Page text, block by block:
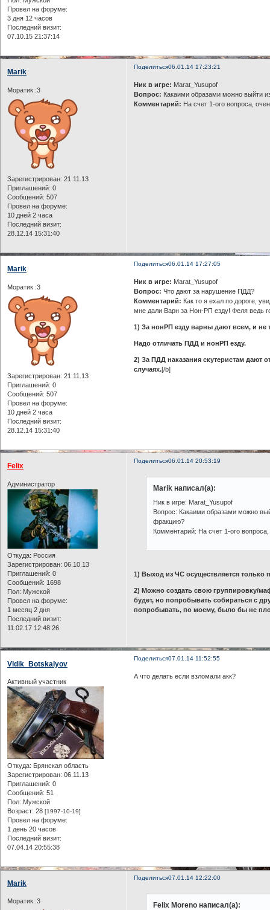
Провел на форуме:
3 дня 12 часов
Последний визит:
07.10.15 21:37:14
Поделиться06.01.14 17:23:21
Marik
Моратик :3
Зарегистрирован: 21.11.13
Приглашений: 0
Сообщений: 507
Провел на форуме:
10 дней 2 часа
Последний визит:
28.12.14 15:31:40
Ник в игре: Marat_Yusupof
Вопрос: Какаими образами можно выйти
Комментарий: На счет 1-ого вопроса,
Поделиться06.01.14 17:27:05
Marik
Моратик :3
Зарегистрирован: 21.11.13
Приглашений: 0
Сообщений: 507
Провел на форуме:
10 дней 2 часа
Последний визит:
28.12.14 15:31:40
Ник в игре: Marat_Yusupof
Вопрос: Что дают за нарушение ПДД?
Комментарий: Как то я ехал по дороге,
мне дали Варн за Нон-РП езду! Феля ведь
1) За нонРП езду варны дают всем, и не
Надо отличать ПДД и нонРП езду.
2) За ПДД наказания скутеристам дают
случаях.[/b]
Поделиться06.01.14 20:53:19
Felix
Администратор
Откуда: Россия
Зарегистрирован: 06.10.13
Приглашений: 0
Сообщений: 1698
Пол: Мужской
Провел на форуме:
1 месяц 2 дня
Последний визит:
11.02.17 12:48:26
Marik написал(а):
Ник в игре: Marat_Yusupof
Вопрос: Какаими образами можно
фракцию?
Комментарий: На счет 1-ого
1) Выход из ЧС осуществляется только
2) Можно создать свою группировку/
будет, но попробывать собираться с
попробывать, по моему, было бы не
Поделиться07.01.14 11:52:55
Vldik_Botskalyov
Активный участник
Откуда: Брянская область
Зарегистрирован: 06.11.13
Приглашений: 0
Сообщений: 51
Пол: Мужской
Возраст: 28 [1997-10-19]
Провел на форуме:
1 день 20 часов
Последний визит:
07.04.14 20:55:38
А что делать если взломали акк?
Поделиться07.01.14 12:22:00
Marik
Моратик :3 Felix Moreno написал(а):